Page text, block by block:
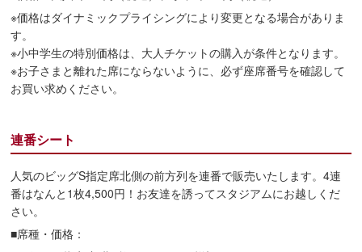
※価格はダイナミックプライシングにより変更となる場合がありま
す。
※小中学生の特別価格は、大人チケットの購入が条件となります。
※お子さまと離れた席にならないように、必ず座席番号を確認して
お買い求めください。
連番シート
人気のビッグS指定席北側の前方列を連番で販売いたします。4連
番はなんと1枚4,500円！お友達を誘ってスタジアムにお越しくだ
さい。
■席種・価格：